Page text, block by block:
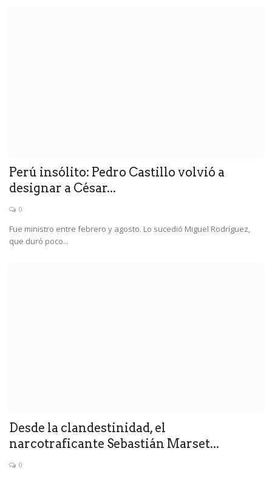
Perú insólito: Pedro Castillo volvió a
designar a César...
0
Fue ministro entre febrero y agosto. Lo sucedió Miguel Rodríguez,
que duró poco...
Desde la clandestinidad, el
narcotraficante Sebastián Marset...
0